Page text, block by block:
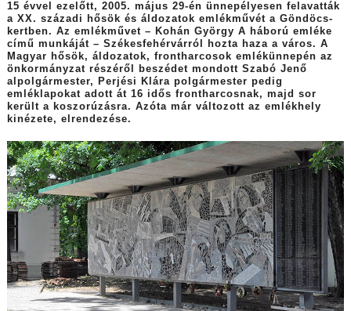
15 évvel ezelőtt, 2005. május 29-én ünnepélyesen felavatták
a XX. századi hősök és áldozatok emlékművét a Göndöcs-
kertben. Az emlékművet – Kohán György A háború emléke
című munkáját – Székesfehérvárról hozta haza a város. A
Magyar hősök, áldozatok, frontharcosok emlékünnepén az
önkormányzat részéről beszédet mondott Szabó Jenő
alpolgármester, Perjési Klára polgármester pedig
emléklapokat adott át 16 idős frontharcosnak, majd sor
került a koszorúzásra. Azóta már változott az emlékhely
kinézete, elrendezése.